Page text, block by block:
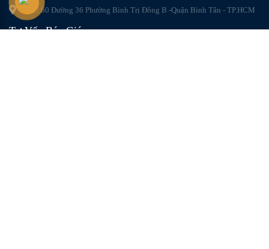
VP: 60 Đường 36 Phường Bình Trị Đông B -Quận Bình Tân - TP.HCM
Tư Vấn Báo Giá